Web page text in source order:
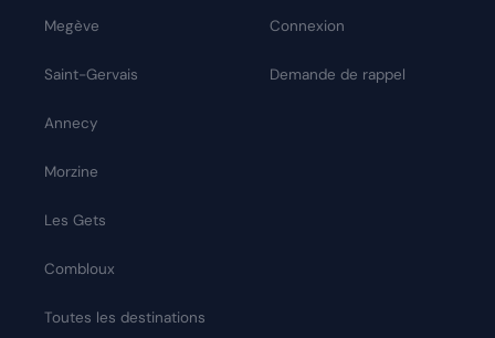
Megève
Saint-Gervais
Annecy
Morzine
Les Gets
Combloux
Toutes les destinations
Connexion
Demande de rappel